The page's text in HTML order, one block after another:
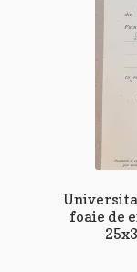
foaie de